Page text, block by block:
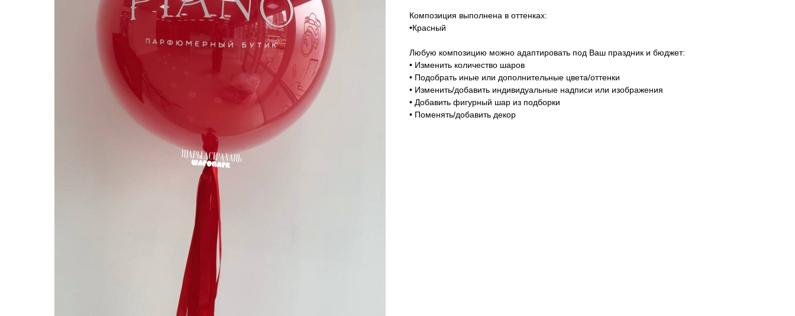
Композиция выполнена в оттенках:
•Красный
Любую композицию можно адаптировать под Ваш праздник и бюджет:
• Изменить количество шаров
• Подобрать иные или дополнительные цвета/оттенки
• Изменить/добавить индивидуальные надписи или изображения
• Добавить фигурный шар из подборки
• Поменять/добавить декор